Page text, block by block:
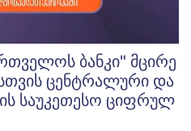
ბანკი" მცირე
ცენტრალური და
საუკეთესო ციფრულ